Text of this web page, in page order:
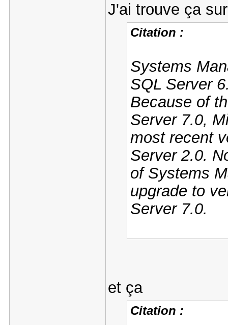
J'ai trouve ça
Citation :
Systems
SQL Server
Because of
Server 7.0,
most recent
Server 2.0.
of Systems
upgrade to
Server 7.0.
et ça
Citation :